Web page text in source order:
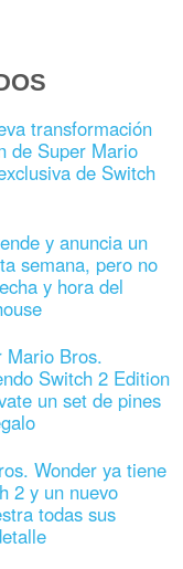
transformación
de Super Mario
de Switch
y anuncia un
semana, pero no
y hora del
Mario Bros.
Switch 2 Edition
un set de pines
Wonder ya tiene
2 y un nuevo
todas sus